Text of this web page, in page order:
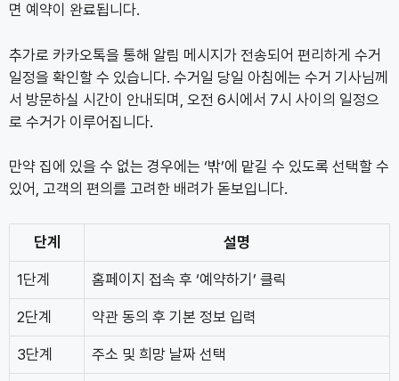
면 예약이 완료됩니다.
추가로 카카오톡을 통해 알림 메시지가 전송되어 편리하게 수거
일정을 확인할 수 있습니다. 수거일 당일 아침에는 수거 기사님께
서 방문하실 시간이 안내되며, 오전 6시에서 7시 사이의 일정으
로 수거가 이루어집니다.
만약 집에 있을 수 없는 경우에는 ‘밖’에 맡길 수 있도록 선택할 수
있어, 고객의 편의를 고려한 배려가 돋보입니다.
단계 설명
1단계 홈페이지 접속 후 ‘예약하기’ 클릭
2단계 약관 동의 후 기본 정보 입력
3단계 주소 및 희망 날짜 선택